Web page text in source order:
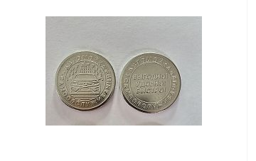
В избранное В наличии